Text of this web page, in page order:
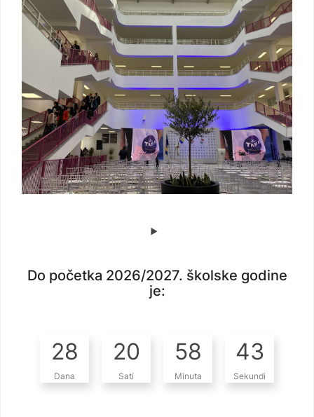
Do početka 2026/2027. školske godine
je:
28
Dana
20
Sati
58
Minuta
42
Sekundi